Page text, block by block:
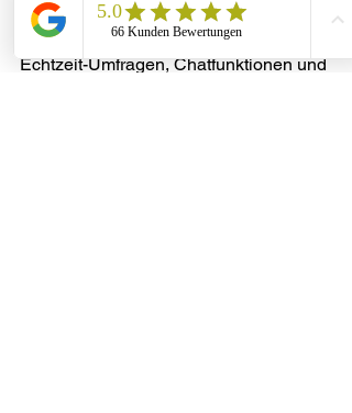
eine entscheidende Rolle. Moderne
Webinar-Tools bieten Funktionen wie
Echtzeit-Umfragen, Chatfunktionen und